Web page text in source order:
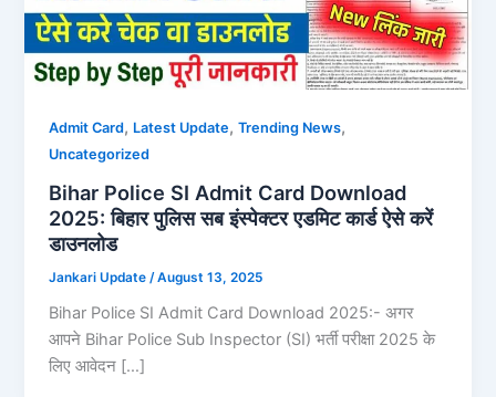
Admit Card, Latest Update,Trending News,
Uncategorized
Bihar Police SI Admit Card Download
2025: बिहार पुलिस सब इंस्पेक्टर एडमिट कार्ड ऐसे करें
डाउनलोड
Jankari Update /August 13, 2025
Bihar Police SI Admit Card Download 2025:- अगर
आपने Bihar Police Sub Inspector (SI) भर्ती परीक्षा 2025 के
लिए आवेदन […]